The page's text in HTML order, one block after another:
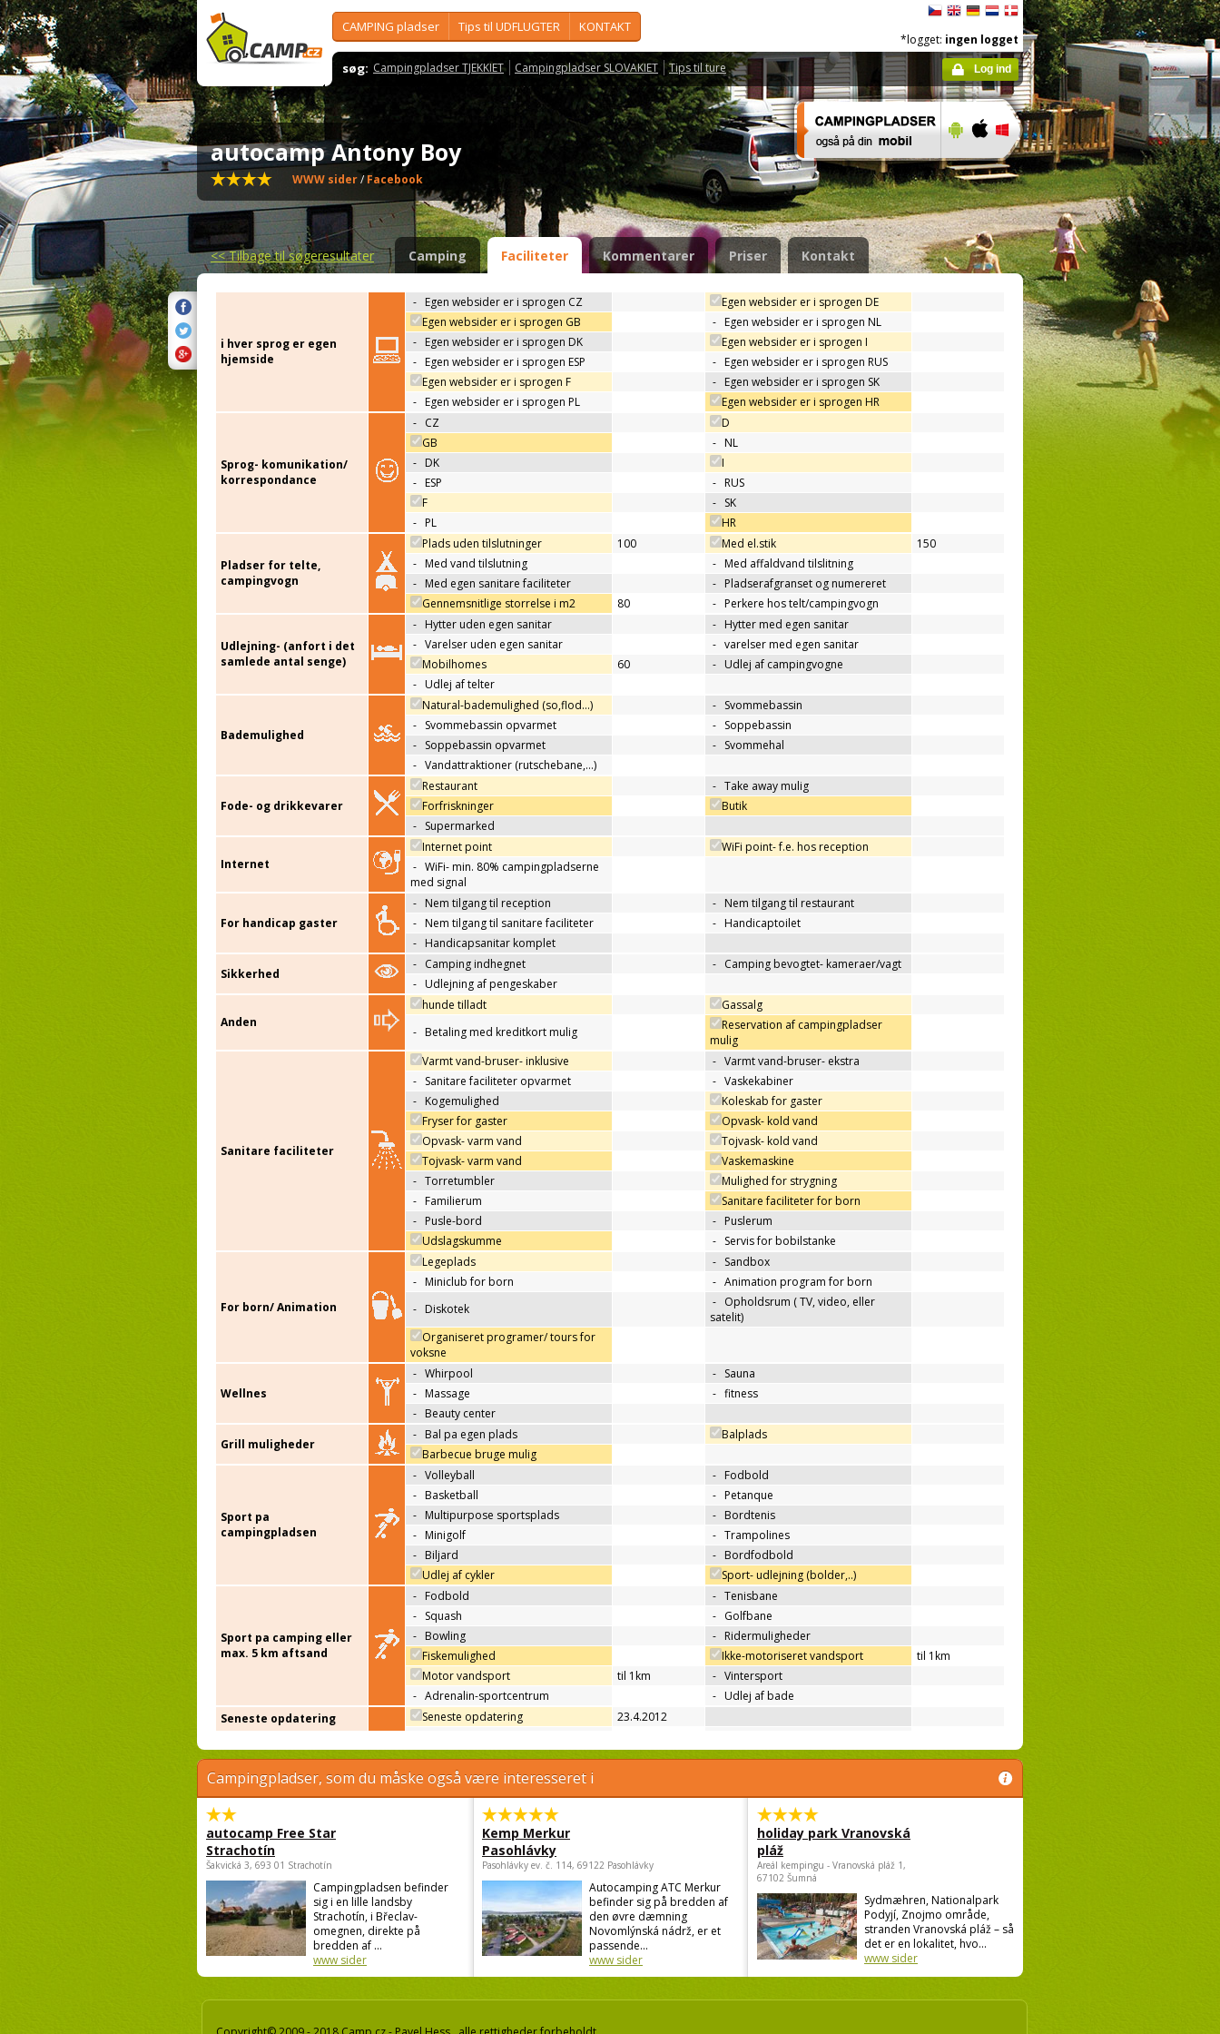
CAMPING pladser Tips til UDFLUGTER KONTAKT
søg: Campingpladser TJEKKIET Campingpladser SLOVAKIET Tips til ture
*logget: ingen logget
Log ind
autocamp Antony Boy
WWW sider/Facebook
<<Tilbage til søgeresultater Camping Faciliteter Kommentarer Priser Kontakt
i hver sprog er egen
hjemside
- Egen websider er i sprogen CZ
Egen websider er i sprogen DE
Egen websider er i sprogen GB
- Egen websider er i sprogen NL
- Egen websider er i sprogen DK
Egen websider er i sprogen I
- Egen websider er i sprogen ESP - Egen websider er i sprogen RUS
Egen websider er i sprogen F
- Egen websider er i sprogen SK
- Egen websider er i sprogen PL Egen websider er i sprogen HR
Sprog- komunikation/
korrespondance
- CZ
D
GB
- NL
- DK
I
- ESP - RUS
F
- SK
- PL HR
Pladser for telte,
campingvogn
Plads uden tilslutninger 100 Med el.stik
150
- Med vand tilslutning - Med affaldvand tilslitning
- Med egen sanitare faciliteter - Pladserafgranset og numereret
Gennemsnitlige storrelse i m2
80 - Perkere hos telt/campingvogn
Udlejning- (anfort i det
samlede antal senge)
- Hytter uden egen sanitar - Hytter med egen sanitar
- Varelser uden egen sanitar - varelser med egen sanitar
Mobilhomes
60 - Udlej af campingvogne
- Udlej af telter
Bademulighed
Natural-bademulighed (so,flod...) - Svommebassin
- Svommebassin opvarmet - Soppebassin
- Soppebassin opvarmet - Svommehal
- Vandattraktioner (rutschebane,…)
Fode- og drikkevarer
Restaurant - Take away mulig
Forfriskninger
Butik
- Supermarked
Internet
Internet point
WiFi point- f.e. hos reception
- WiFi- min. 80% campingpladserne
med signal
For handicap gaster
- Nem tilgang til reception - Nem tilgang til restaurant
- Nem tilgang til sanitare faciliteter - Handicaptoilet
- Handicapsanitar komplet
Sikkerhed
- Camping indhegnet - Camping bevogtet- kameraer/vagt
- Udlejning af pengeskaber
Anden
hunde tilladt
Gassalg
- Betaling med kreditkort mulig
Reservation af campingpladser
mulig
Sanitare faciliteter
Varmt vand-bruser- inklusive - Varmt vand-bruser- ekstra
- Sanitare faciliteter opvarmet - Vaskekabiner
- Kogemulighed
Koleskab for gaster
Fryser for gaster
Opvask- kold vand
Opvask- varm vand
Tojvask- kold vand
Tojvask- varm vand
Vaskemaskine
- Torretumbler
Mulighed for strygning
- Familierum
Sanitare faciliteter for born
- Pusle-bord - Puslerum
Udslagskumme
- Servis for bobilstanke
For born/ Animation
Legeplads - Sandbox
- Miniclub for born - Animation program for born
- Diskotek - Opholdsrum ( TV, video, eller
satelit)
Organiseret programer/ tours for
voksne
Wellnes
- Whirpool - Sauna
- Massage - fitness
- Beauty center
Grill muligheder
- Bal pa egen plads
Balplads
Barbecue bruge mulig
Sport pa
campingpladsen
- Volleyball - Fodbold
- Basketball - Petanque
- Multipurpose sportsplads - Bordtenis
- Minigolf - Trampolines
- Biljard - Bordfodbold
Udlej af cykler
Sport- udlejning (bolder,..)
Sport pa camping eller
max. 5 km aftsand
- Fodbold - Tenisbane
- Squash - Golfbane
- Bowling - Ridermuligheder
Fiskemulighed
Ikke-motoriseret vandsport
til 1km
Motor vandsport
til 1km - Vintersport
- Adrenalin-sportcentrum - Udlej af bade
Seneste opdatering
Seneste opdatering 23.4.2012
Campingpladser, som du måske også være interesseret i
autocamp Free Star
Strachotín
Šakvická 3, 693 01 Strachotín
Campingpladsen befinder
sig i en lille landsby
Strachotín, i Břeclav-
omegnen, direkte på
bredden af ...
www sider
Kemp Merkur
Pasohlávky
Pasohlávky ev. č. 114, 69122 Pasohlávky
Autocamping ATC Merkur
befinder sig på bredden af
den øvre dæmning
Novomlýnská nádrž, er et
passende...
www sider
holiday park Vranovská
pláž
Areál kempingu - Vranovská pláž 1,
67102 Šumná
Sydmæhren, Nationalpark
Podyjí, Znojmo område,
stranden Vranovská pláž – så
det er en lokalitet, hvo...
www sider